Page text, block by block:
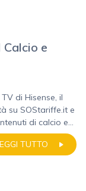
e
di Hisense, il
su SOStariffe.it e
di calcio e...
TUTTO